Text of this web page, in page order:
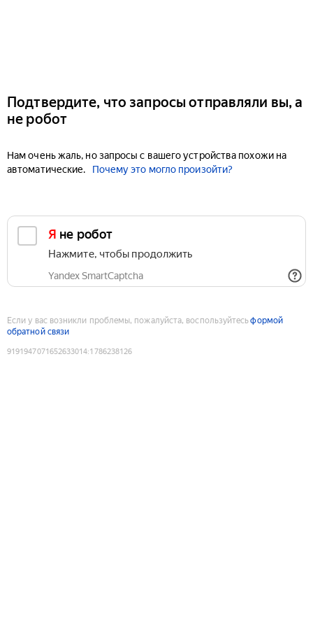
Подтвердите, что запросы отправляли вы, а
не робот
Нам очень жаль, но запросы с вашего устройства похожи на
автоматические.
Почему это могло произойти?
Я не робот
Нажмите, чтобы продолжить
Yandex SmartCaptcha
Если у вас возникли проблемы, пожалуйста, воспользуйтесьформой
обратной связи
9191947071652633014:1786238126